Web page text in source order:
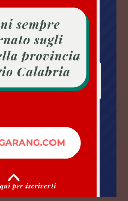
Condofuri (RC)
The Goatfather
Una sagra della tradizione che non
puoi rifiutare.
ENOGASTRONOMIA
DA MAR
2026
Due serate tra tra gusto, tradizione e
ENOGASTRONOMIA
DA SAB